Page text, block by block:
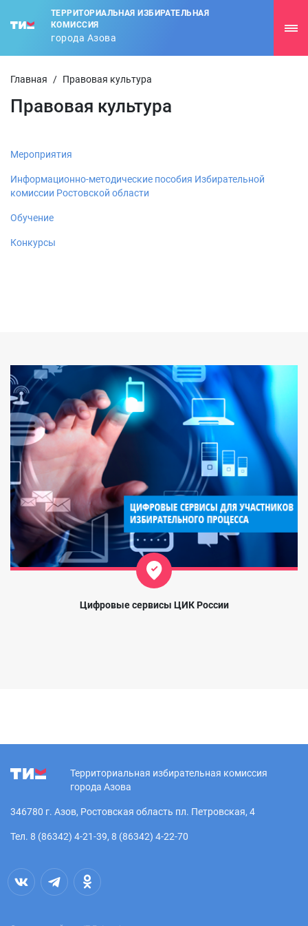
ТЕРРИТОРИАЛЬНАЯ ИЗБИРАТЕЛЬНАЯ
КОМИССИЯ
города Азова
Главная / Правовая культура
Правовая культура
Мероприятия
Информационно-методические пособия Избирательной
комиссии Ростовской области
Обучение
Конкурсы
Цифровые сервисы ЦИК России
Территориальная избирательная комиссия
города Азова
346780 г. Азов, Ростовская область пл. Петровская, 4
Тел. 8 (86342) 4-21-39, 8 (86342) 4-22-70